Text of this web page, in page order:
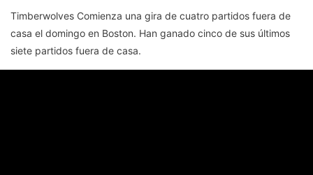
Timberwolves Comienza una gira de cuatro partidos fuera de
casa el domingo en Boston. Han ganado cinco de sus últimos
siete partidos fuera de casa.